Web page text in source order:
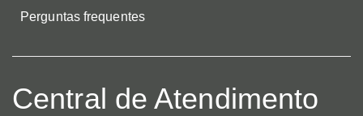
Perguntas frequentes
Central de Atendimento